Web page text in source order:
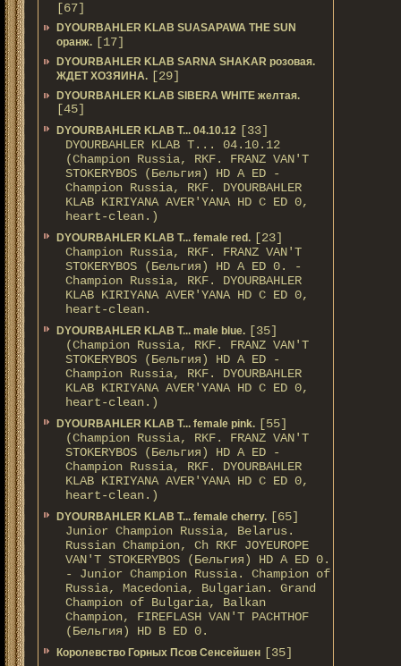
[67]
DYOURBAHLER KLAB SUASAPAWA THE SUN
оранж. [17]
DYOURBAHLER KLAB SARNA SHAKAR розовая.
ЖДЕТ ХОЗЯИНА. [29]
DYOURBAHLER KLAB SIBERA WHITE желтая.
[45]
DYOURBAHLER KLAB T... 04.10.12 [33]
DYOURBAHLER KLAB T... 04.10.12
(Champion Russia, RKF. FRANZ VAN'T
STOKERYBOS (Бельгия) HD А ED -
Champion Russia, RKF. DYOURBAHLER
KLAB KIRIYANA AVER'YANA HD С ED 0,
heart-clean.)
DYOURBAHLER KLAB T... female red. [23]
Champion Russia, RKF. FRANZ VAN'T
STOKERYBOS (Бельгия) HD А ED 0. -
Champion Russia, RKF. DYOURBAHLER
KLAB KIRIYANA AVER'YANA HD С ED 0,
heart-clean.
DYOURBAHLER KLAB T... male blue. [35]
(Champion Russia, RKF. FRANZ VAN'T
STOKERYBOS (Бельгия) HD А ED -
Champion Russia, RKF. DYOURBAHLER
KLAB KIRIYANA AVER'YANA HD С ED 0,
heart-clean.)
DYOURBAHLER KLAB T... female pink. [55]
(Champion Russia, RKF. FRANZ VAN'T
STOKERYBOS (Бельгия) HD А ED -
Champion Russia, RKF. DYOURBAHLER
KLAB KIRIYANA AVER'YANA HD С ED 0,
heart-clean.)
DYOURBAHLER KLAB T... female cherry. [65]
Junior Champion Russia, Belarus.
Russian Champion, Ch RKF JOYEUROPE
VAN'T STOKERYBOS (Бельгия) HD А ED 0.
- Junior Champion Russia. Champion of
Russia, Macedonia, Bulgarian. Grand
Champion of Bulgaria, Balkan
Champion, FIREFLASH VAN'T PACHTHOF
(Бельгия) HD B ED 0.
Королевство Горных Псов Сенсейшен [35]